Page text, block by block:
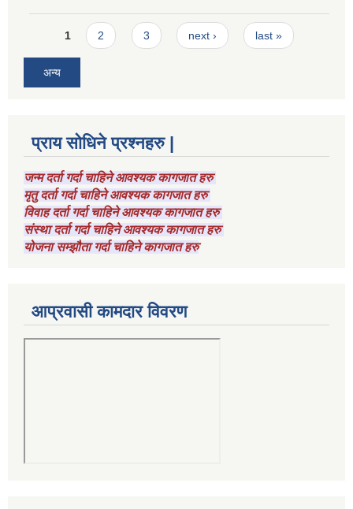
Pages
1 2 3 next › last »
अन्य
प्राय सोधिने प्रश्नहरु |
जन्म दर्ता गर्दा चाहिने आवश्यक कागजात हरु
मृतु दर्ता गर्दा चाहिने आवश्यक कागजात हरु
विवाह दर्ता गर्दा चाहिने आवश्यक कागजात हरु
संस्था दर्ता गर्दा चाहिने आवश्यक कागजात हरु
योजना सम्झौता गर्दा चाहिने कागजात हरु
आप्रवासी कामदार विवरण